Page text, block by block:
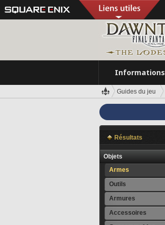
Informations
Guides du jeu
Résultats
Objets
Armes
Outils
Armures
Accessoires